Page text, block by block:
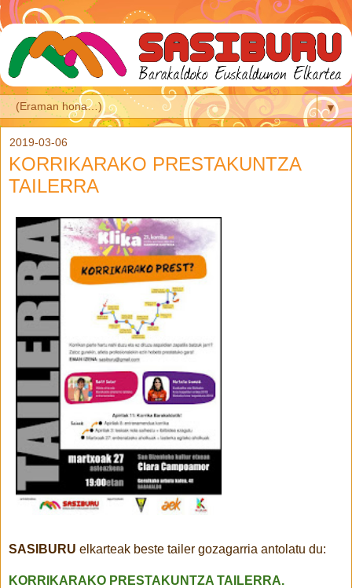
▼
2019-03-06
KORRIKARAKO PRESTAKUNTZA
TAILERRA
SASIBURU elkarteak beste tailer gozagarria antolatu du:
KORRIKARAKO PRESTAKUNTZA TAILERRA.